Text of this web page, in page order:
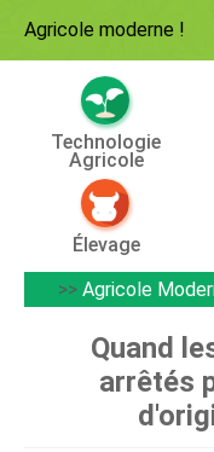
Agricole moderne !
Technologie
Agricole
Élevage
>> Agricole
Quand
arrêtés